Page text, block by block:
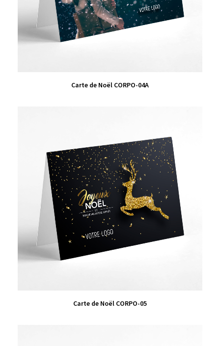
VIEW PRODUCT
Carte de Noël CORPO-04A
VIEW PRODUCT
Carte de Noël CORPO-05